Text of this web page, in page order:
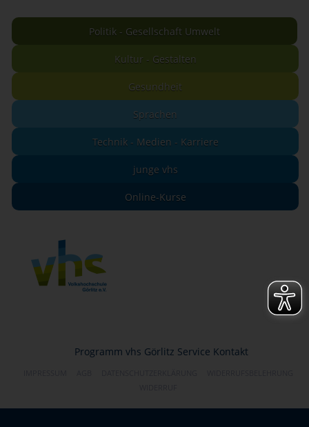
Politik - Gesellschaft Umwelt
Kultur - Gestalten
Gesundheit
Sprachen
Technik - Medien - Karriere
junge vhs
Online-Kurse
Programm vhs Görlitz Service Kontakt